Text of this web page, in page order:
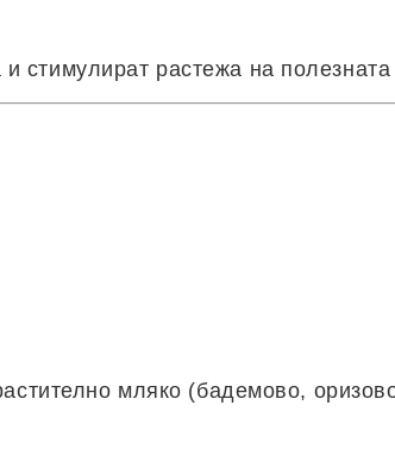
стимулират растежа на
мляко (бадемово,